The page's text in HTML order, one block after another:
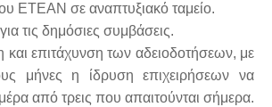
ΕΤΕΑΝ σε αναπτυξιακό ταμείο.
τις δημόσιες συμβάσεις.
επιτάχυνση των αδειοδοτήσεων, με
μήνες η ίδρυση επιχειρήσεων να
από τρεις που απαιτούνται σήμερα.